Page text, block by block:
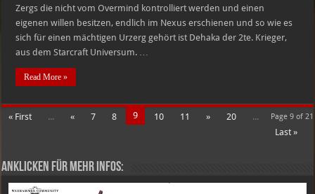
Zergs die nicht vom Overmind kontrolliert werden und einen
eigenen willen besitzen, endlich im Nexus erschienen und so wie es
sich für einen mächtigen Urzerg gehört ist Dehaka der 2te. Krieger,
aus dem Starcraft Universum. …
Read More »
Page 9 of 21
« First ... « 7 8 9 10 11 » 20
...
Last »
Anklicken für mehr Infos: